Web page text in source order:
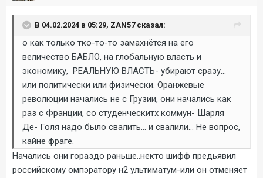
В 04.02.2024 в 05:29, ZAN57 сказал:
о как только тко-то-то замахнётся на его
величество БАБЛО, на глобальную власть и
экономику, РЕАЛЬНУЮ ВЛАСТЬ- убирают сразу...
или политически или физически. Оранжевые
революции начались не с Грузии, они начались как
раз с Франции, со студенческитх коммун- Шарля
Де- Голя надо было свалить... и свалили... Не вопрос,
кайне фраге.
Начались они гораздо раньше..некто шифф предьявил
российскому омпэратору н2 ультиматум-или он отменяет